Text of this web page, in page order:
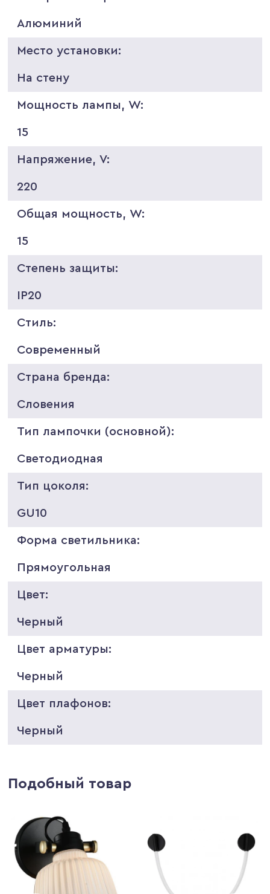
Алюминий
Место установки:
На стену
Мощность лампы, W:
15
Напряжение, V:
220
Общая мощность, W:
15
Степень защиты:
IP20
Стиль:
Современный
Страна бренда:
Словения
Тип лампочки (основной):
Светодиодная
Тип цоколя:
GU10
Форма светильника:
Прямоугольная
Цвет:
Черный
Цвет арматуры:
Черный
Цвет плафонов:
Черный
Подобный товар